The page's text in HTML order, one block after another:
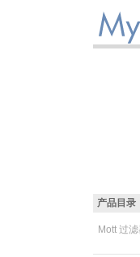
产品目录
Mott 过